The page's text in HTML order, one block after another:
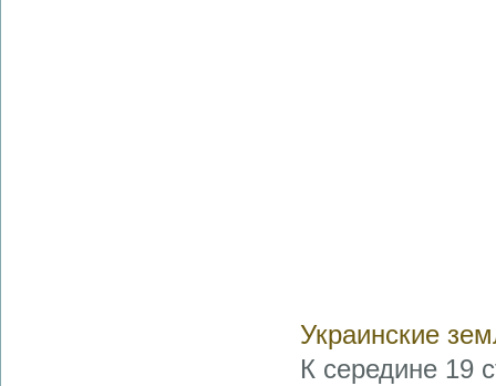
Украинские
К середине 19